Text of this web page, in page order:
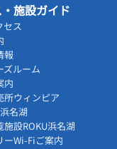
施設ガイド
セス
報
ズルーム
内
所ウィンピア
名湖
施設ROKU浜名湖
ーWi-Fiご案内